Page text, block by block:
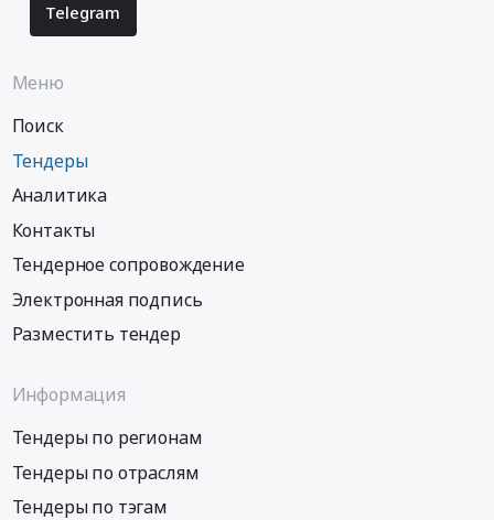
Telegram
Меню
Поиск
Тендеры
Аналитика
Контакты
Тендерное сопровождение
Электронная подпись
Разместить тендер
Информация
Тендеры по регионам
Тендеры по отраслям
Тендеры по тэгам